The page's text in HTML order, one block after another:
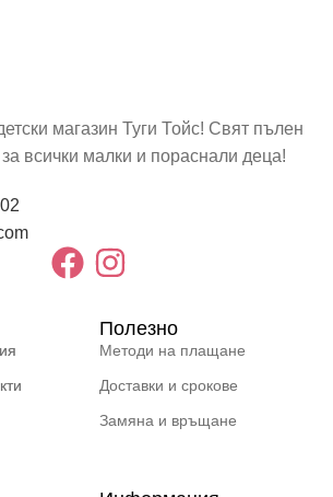
магазин Туги Тойс! Свят пълен
за всички малки и пораснали деца!
Полезно
Методи на плащане
Доставки и срокове
Замяна и връщане